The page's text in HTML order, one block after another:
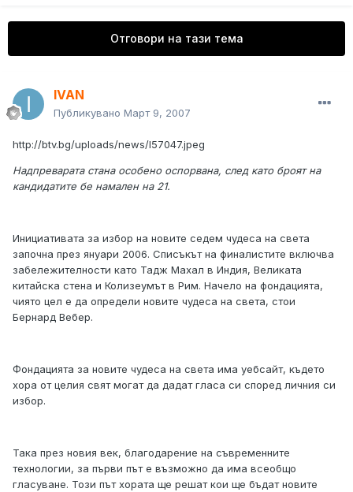
Отговори на тази тема
IVAN
Публикувано Март 9, 2007
http://btv.bg/uploads/news/l57047.jpeg
Надпреварата стана особено оспорвана, след като броят на
кандидатите бе намален на 21.
Инициативата за избор на новите седем чудеса на света
започна през януари 2006. Списъкът на финалистите включва
забележителности като Тадж Махал в Индия, Великата
китайска стена и Колизеумът в Рим. Начело на фондацията,
чиято цел е да определи новите чудеса на света, стои
Бернард Вебер.
Фондацията за новите чудеса на света има уебсайт, където
хора от целия свят могат да дадат гласа си според личния си
избор.
Така през новия век, благодарение на съвременните
технологии, за първи път е възможно да има всеобщо
гласуване. Този път хората ще решат кои ще бъдат новите